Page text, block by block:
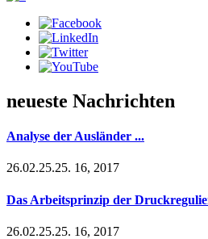
neueste Nachrichten
Analyse der Ausländer ...
26.02.25.25. 16, 2017
Das Arbeitsprinzip der
26.02.25.25. 16, 2017